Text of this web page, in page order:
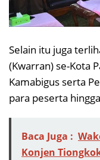
Selain itu juga
(Kwarran) se-Kota
Kamabigus serta
para peserta
Baca Juga :
Konjen